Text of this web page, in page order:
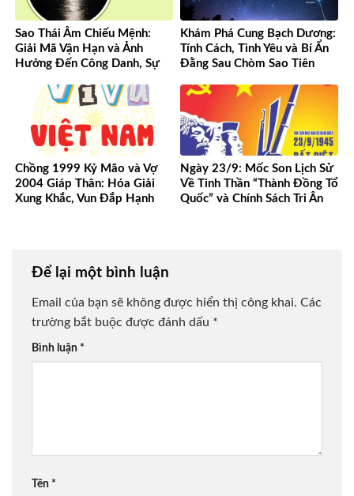
Sao Thái Âm Chiếu Mệnh:
Giải Mã Vận Hạn và Ảnh
Hưởng Đến Công Danh, Sự
Khám Phá Cung Bạch Dương:
Tính Cách, Tình Yêu và Bí Ẩn
Đằng Sau Chòm Sao Tiên
Chồng 1999 Kỷ Mão và Vợ
2004 Giáp Thân: Hóa Giải
Xung Khắc, Vun Đắp Hạnh
Ngày 23/9: Mốc Son Lịch Sử
Về Tinh Thần “Thành Đồng Tổ
Quốc” và Chính Sách Tri Ân
Để lại một bình luận
Email của bạn sẽ không được hiển thị công khai. Các
trường bắt buộc được đánh dấu *
Bình luận *
Tên *